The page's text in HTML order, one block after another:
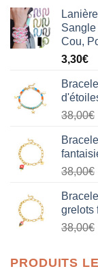
Cou,
3,30€
38,00€
38,00€
grelots
38,00€
PRODUITS